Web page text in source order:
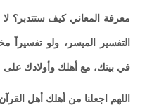
معرفة المعاني كيف ستتدبر؟
التفسير الميسر، ولو تفسيراً
في بيتك، مع أهلك وأولادك على
اللهم اجعلنا من أهلك أهل